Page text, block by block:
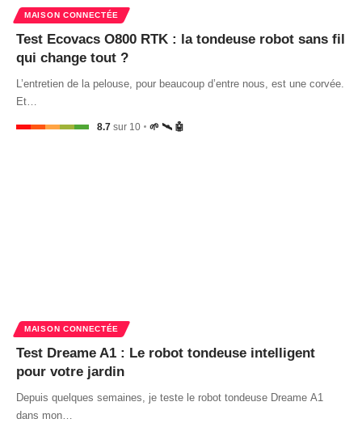
MAISON CONNECTÉE
Test Ecovacs O800 RTK : la tondeuse robot sans fil
qui change tout ?
L’entretien de la pelouse, pour beaucoup d’entre nous, est une corvée.
Et…
8.7 sur 10 🌱 🛰️ 🤖
MAISON CONNECTÉE
Test Dreame A1 : Le robot tondeuse intelligent
pour votre jardin
Depuis quelques semaines, je teste le robot tondeuse Dreame A1
dans mon…